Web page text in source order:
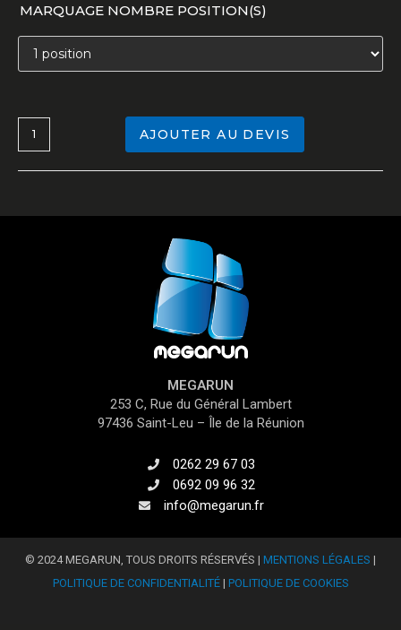
MARQUAGE NOMBRE POSITION(S)
AJOUTER AU DEVIS
MEGARUN
253 C, Rue du Général Lambert
97436 Saint-Leu – Île de la Réunion
0262 29 67 03
0692 09 96 32
info@megarun.fr
© 2024 MEGARUN, TOUS DROITS RÉSERVÉS | MENTIONS LÉGALES |
POLITIQUE DE CONFIDENTIALITÉ| POLITIQUE DE COOKIES